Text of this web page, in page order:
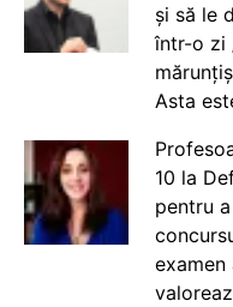
și să le
într-o zi
Asta
10 la
pentru
examen